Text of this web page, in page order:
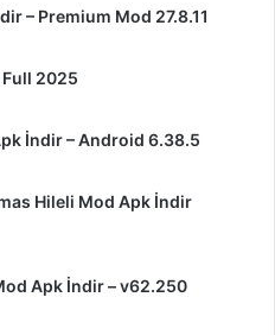
– Premium Mod 27.8.11
Full 2025
İndir – Android 6.38.5
Hileli Mod Apk İndir
Apk İndir – v62.250